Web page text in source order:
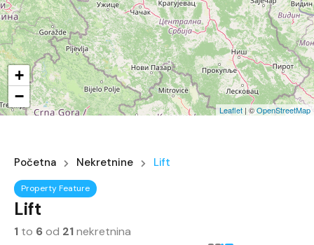
5
+
−
Leaflet | ©OpenStreetMap
Početna Nekretnine Lift
Property Feature
Lift
1 to 6od 21nekretnina